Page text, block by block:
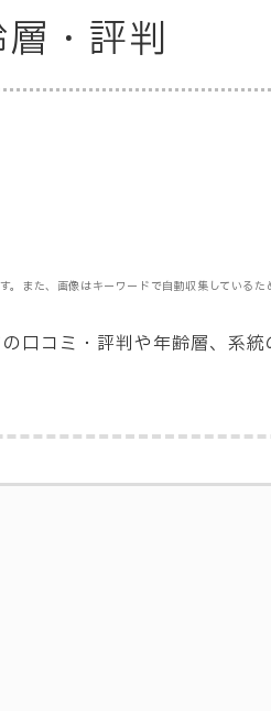
・評判
また、画像はキーワードで自動収集している
口コミ・評判や年齢層、系統